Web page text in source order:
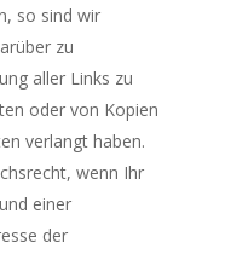
so sind wir
zu
aller Links zu
oder von Kopien
verlangt haben.
wenn Ihr
einer
der